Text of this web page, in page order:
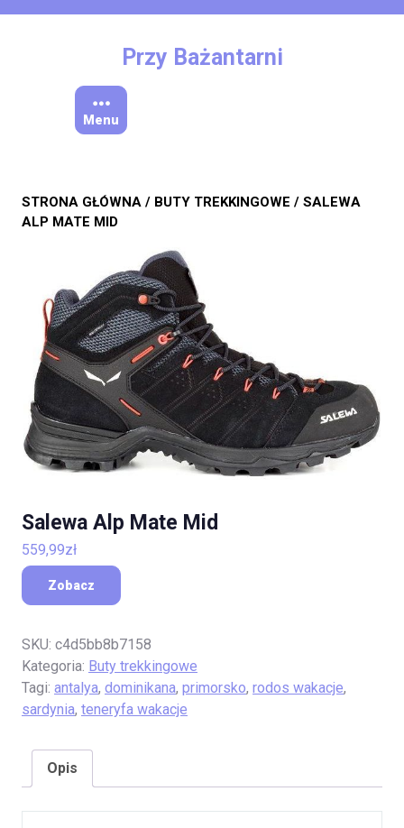
Przy Bażantarni
Menu
STRONA GŁÓWNA / BUTY TREKKINGOWE / SALEWA
ALP MATE MID
Salewa Alp Mate Mid
559,99zł
Zobacz
SKU: c4d5bb8b7158
Kategoria: Buty trekkingowe
Tagi: antalya, dominikana, primorsko, rodos wakacje,
sardynia, teneryfa wakacje
Opis